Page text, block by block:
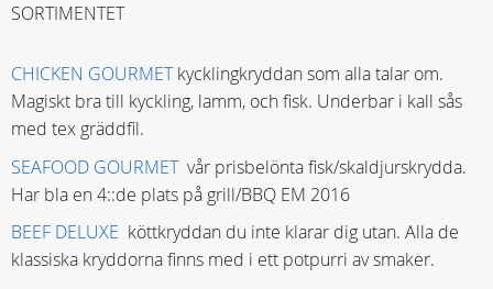
SORTIMENTET
CHICKEN GOURMETkycklingkryddan som alla talar om.
Magiskt bra till kyckling, lamm, och fisk. Underbar i kall sås
med tex gräddfil.
SEAFOOD GOURMETvår prisbelönta fisk/skaldjurskrydda.
Har bla en 4::de plats på grill/BBQ EM 2016
BEEF DELUXE köttkryddan du inte klarar dig utan. Alla de
klassiska kryddorna finns med i ett potpurri av smaker.